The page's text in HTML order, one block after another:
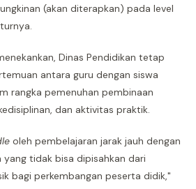
(akan diterapkan) pada level
Dinas Pendidikan tetap
antara guru dengan siswa
rangka pemenuhan pembinaan
dan aktivitas praktik.
oleh pembelajaran jarak jauh dengan
tidak bisa dipisahkan dari
bagi perkembangan peserta didik,"